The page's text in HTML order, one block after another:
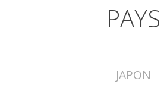
PAYS
JAPON